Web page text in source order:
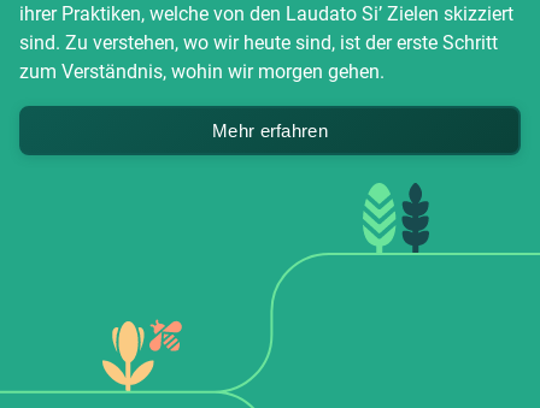
ihrer Praktiken, welche von den Laudato Si’ Zielen skizziert
sind. Zu verstehen, wo wir heute sind, ist der erste Schritt
zum Verständnis, wohin wir morgen gehen.
Mehr erfahren